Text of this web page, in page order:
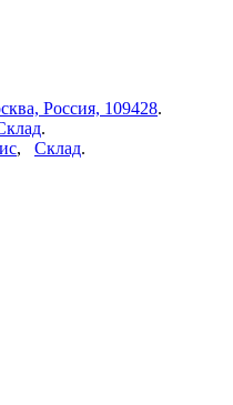
Россия, 109428.
.
, Склад.